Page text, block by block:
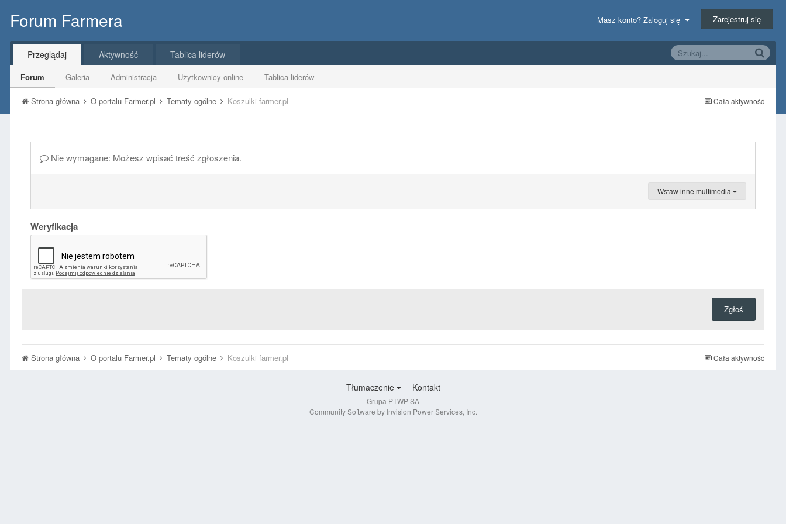
Forum Farmera Masz konto? Zaloguj się Zarejestruj się
Przeglądaj
Forum Galeria Administracja Użytkownicy online Tablica liderów
Aktywność Tablica liderów
Cała aktywność
Strona główna O portalu Farmer.pl Tematy ogólne Koszulki farmer.pl
Nie wymagane: Możesz wpisać treść zgłoszenia.
Wstaw inne multimedia
Weryfikacja
Zgłoś
Cała aktywność
Strona główna O portalu Farmer.pl Tematy ogólne Koszulki farmer.pl
Tłumaczenie Kontakt
Grupa PTWP SA
Community Software by Invision Power Services, Inc.